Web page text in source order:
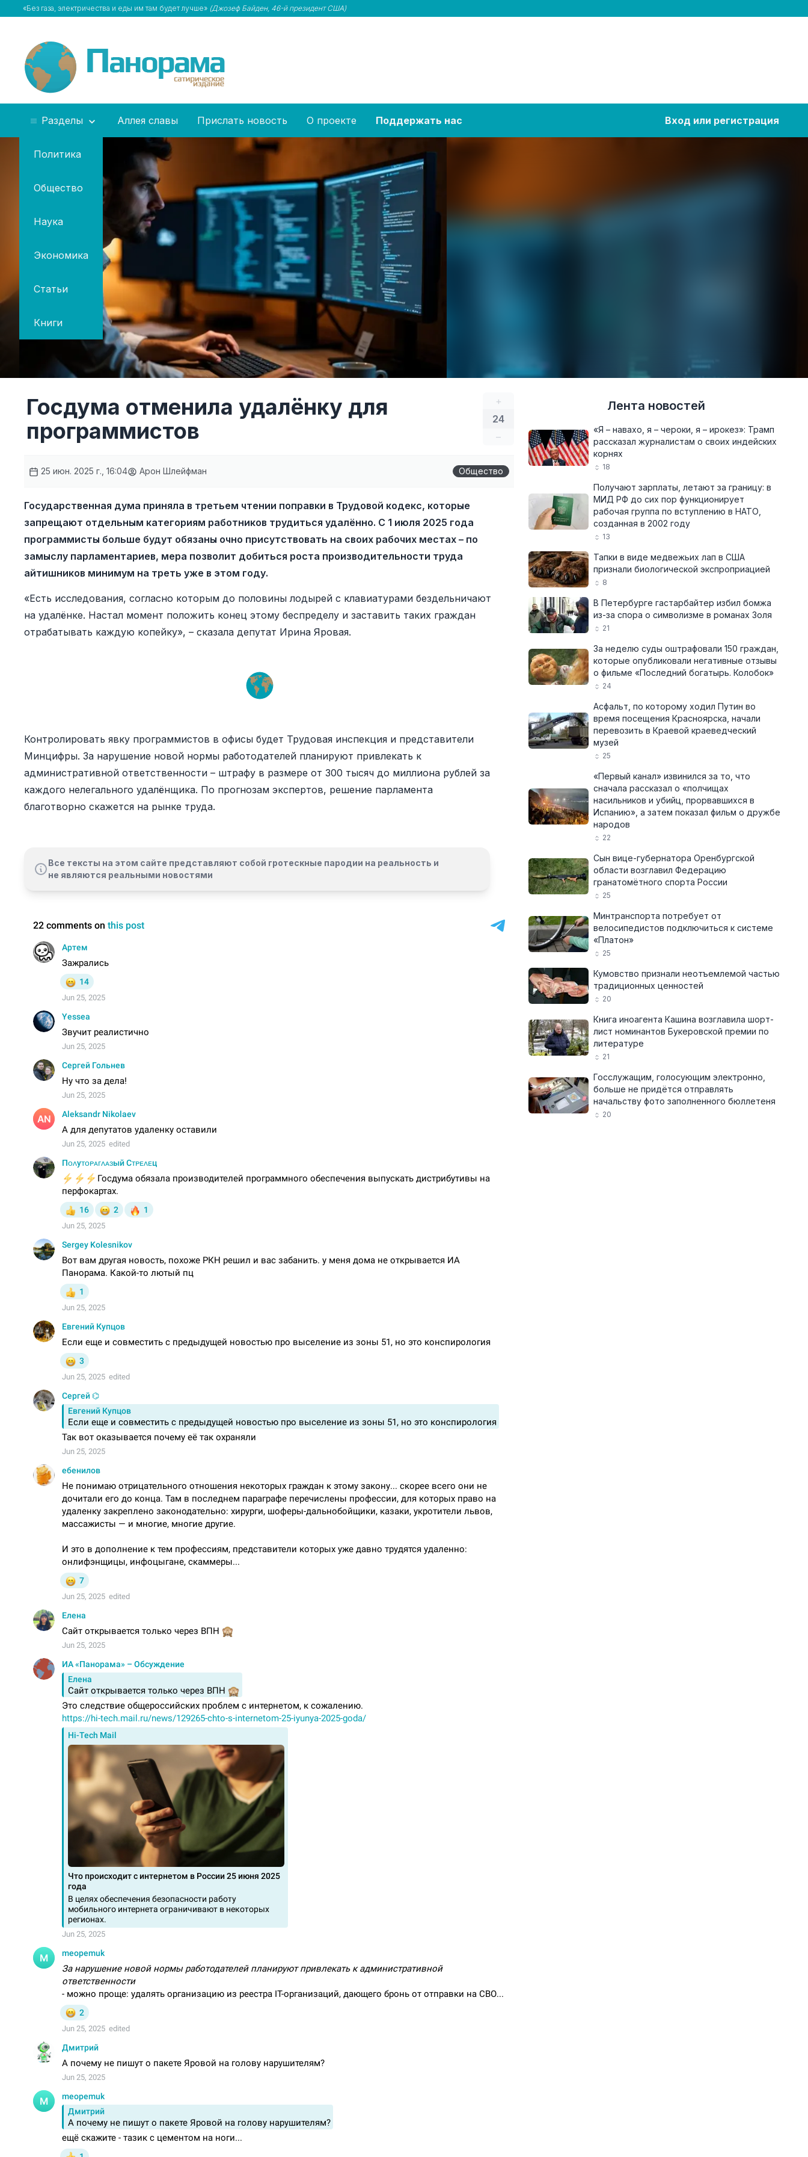
«Без газа, электричества и еды им там будет лучше» (Джозеф Байден, 46-й президент США)
Разделы
Политика
Общество
Наука
Экономика
Статьи
Книги
Аллея славы Прислать новость О проекте Поддержать нас Вход или регистрация
+
24
–
Госдума отменила удалёнку для
программистов
25 июн. 2025 г., 16:04 Арон Шлейфман Общество
Государственная дума приняла в третьем чтении поправки в Трудовой кодекс, которые
запрещают отдельным категориям работников трудиться удалённо. С 1 июля 2025 года
программисты больше будут обязаны очно присутствовать на своих рабочих местах – по
замыслу парламентариев, мера позволит добиться роста производительности труда
айтишников минимум на треть уже в этом году.
«Есть исследования, согласно которым до половины лодырей с клавиатурами бездельничают
на удалёнке. Настал момент положить конец этому беспределу и заставить таких граждан
отрабатывать каждую копейку», – сказала депутат Ирина Яровая.
Контролировать явку программистов в офисы будет Трудовая инспекция и представители
Минцифры. За нарушение новой нормы работодателей планируют привлекать к
административной ответственности – штрафу в размере от 300 тысяч до миллиона рублей за
каждого нелегального удалёнщика. По прогнозам экспертов, решение парламента
благотворно скажется на рынке труда.
Все тексты на этом сайте представляют собой гротескные пародии на реальность и
не являются реальными новостями
Лента новостей
«Я – навахо, я – чероки, я – ирокез»: Трамп
рассказал журналистам о своих индейских
корнях
18
Получают зарплаты, летают за границу: в
МИД РФ до сих пор функционирует
рабочая группа по вступлению в НАТО,
созданная в 2002 году
13
Тапки в виде медвежьих лап в США
признали биологической экспроприацией
8
В Петербурге гастарбайтер избил бомжа
из-за спора о символизме в романах Золя
21
За неделю суды оштрафовали 150 граждан,
которые опубликовали негативные отзывы
о фильме «Последний богатырь. Колобок»
24
Асфальт, по которому ходил Путин во
время посещения Красноярска, начали
перевозить в Краевой краеведческий
музей
25
«Первый канал» извинился за то, что
сначала рассказал о «полчищах
насильников и убийц, прорвавшихся в
Испанию», а затем показал фильм о дружбе
народов
22
Сын вице-губернатора Оренбургской
области возглавил Федерацию
гранатомётного спорта России
25
Минтранспорта потребует от
велосипедистов подключиться к системе
«Платон»
25
Кумовство признали неотъемлемой частью
традиционных ценностей
20
Книга иноагента Кашина возглавила шорт-
лист номинантов Букеровской премии по
литературе
21
Госслужащим, голосующим электронно,
больше не придётся отправлять
начальству фото заполненного бюллетеня
20